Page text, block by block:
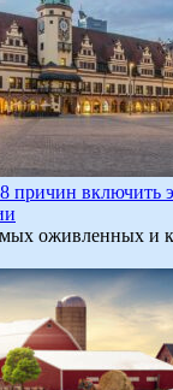
причин включить
оживленных и